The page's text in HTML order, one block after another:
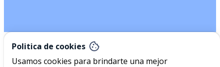
Politica de cookies
Usamos cookies para brindarte una mejor
Nicaragua